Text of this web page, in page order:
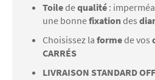
Toiledequalité :
une bonnefixationdes
Choisissez la formede vos
CARRÉS
LIVRAISON STANDARD